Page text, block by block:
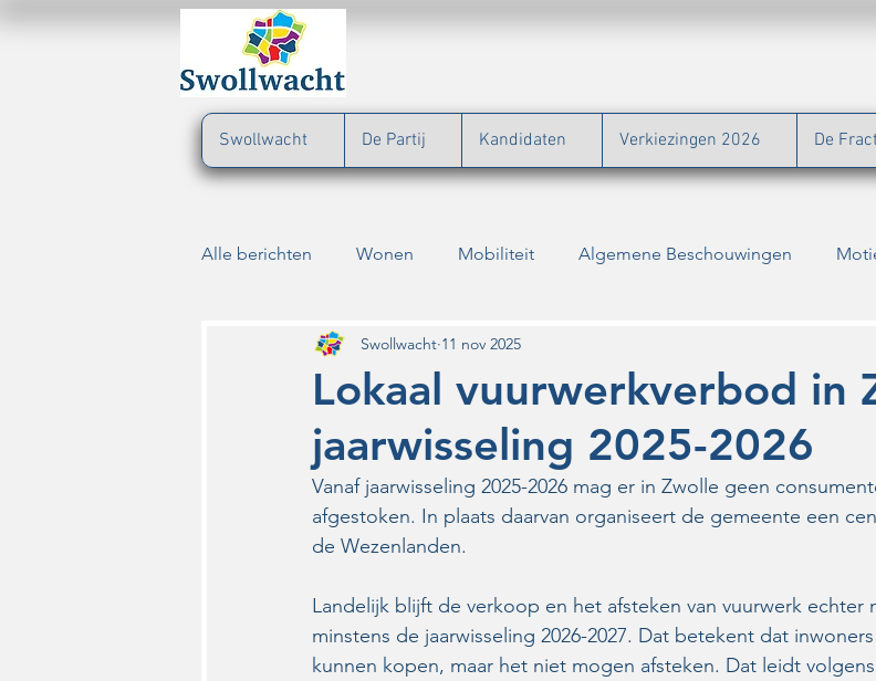
Swollwacht De Partij Kandidaten Verkiezingen 2026 De
Alle berichten Wonen Mobiliteit Algemene Beschouwingen
Verkeersveiligheid Cultuur
Parkeerbeleid Verkiezingen Vragen Jongeren
Lokaal vuurwerkverbod in
jaarwisseling 2025-2026
Swollwacht 11 nov 2025
Vanaf jaarwisseling 2025-2026 mag er in Zwolle geen
afgestoken. In plaats daarvan organiseert de gemeente een
de Wezenlanden.
Landelijk blijft de verkoop en het afsteken van vuurwerk
minstens de jaarwisseling 2026-2027. Dat betekent dat
kunnen kopen, maar het niet mogen afsteken. Dat leidt